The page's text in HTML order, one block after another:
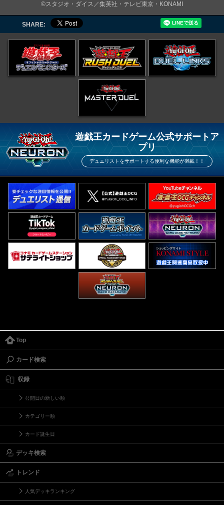
©スタジオ・ダイス／集英社・テレビ東京・KONAMI
SHARE:
遊戯王カードゲーム公式サポートア
プリ
デュエリストをサポートする便利な機能が満載！！
Top
カード検索
収録
公開日の新しい順
カテゴリー順
カード誕生日
デッキ検索
トレンド
人気デッキランキング